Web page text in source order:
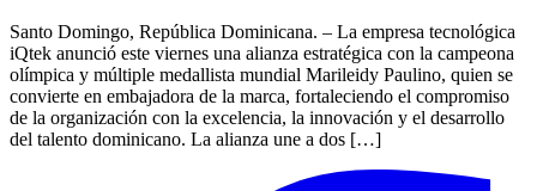
Santo Domingo, República Dominicana. – La empresa tecnológica
iQtek anunció este viernes una alianza estratégica con la campeona
olímpica y múltiple medallista mundial Marileidy Paulino, quien se
convierte en embajadora de la marca, fortaleciendo el compromiso
de la organización con la excelencia, la innovación y el desarrollo
del talento dominicano. La alianza une a dos […]